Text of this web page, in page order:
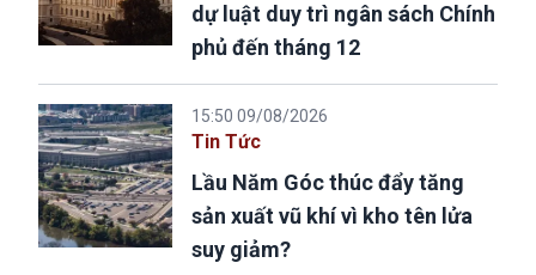
dự luật duy trì ngân sách Chính
phủ đến tháng 12
15:50 09/08/2026
Tin Tức
Lầu Năm Góc thúc đẩy tăng
sản xuất vũ khí vì kho tên lửa
suy giảm?